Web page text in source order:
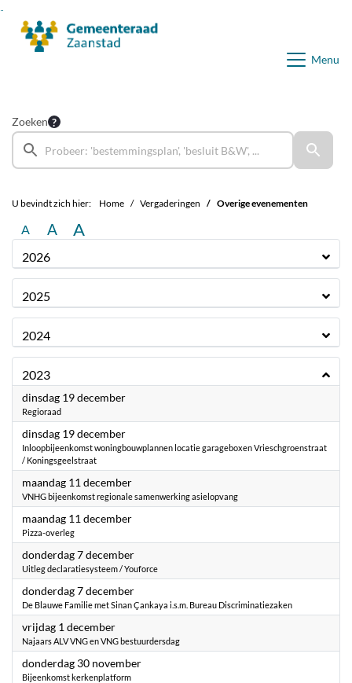
Menu
Zoeken
U bevindt zich hier: Home Vergaderingen Overige evenementen
A A A
2026
2025
2024
2023
dinsdag 19 december2023
Regioraad
dinsdag 19 december2023
Inloopbijeenkomst woningbouwplannen locatie garageboxen Vrieschgroenstraat
/ Koningsgeelstraat
maandag 11 december2023
VNHG bijeenkomst regionale samenwerking asielopvang
maandag 11 december2023
Pizza-overleg
donderdag 7 december2023
Uitleg declaratiesysteem / Youforce
donderdag 7 december2023
De Blauwe Familie met Sinan Çankaya i.s.m. Bureau Discriminatiezaken
vrijdag 1 december2023
Najaars ALV VNG en VNG bestuurdersdag
donderdag 30 november2023
Bijeenkomst kerkenplatform